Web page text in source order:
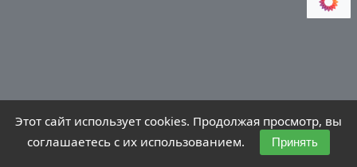
Этот сайт использует cookies. Продолжая просмотр, вы
соглашаетесь с их использованием.
Принять